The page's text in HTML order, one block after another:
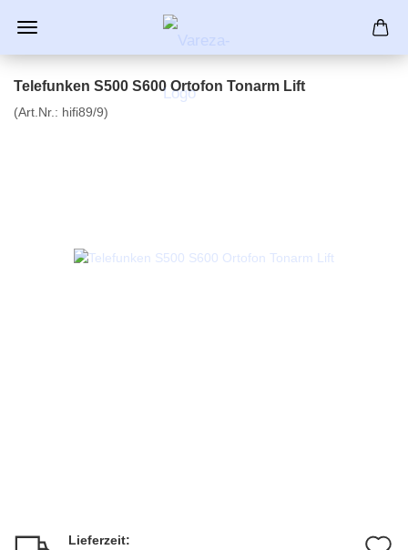
Telefunken S500 S600 Ortofon Tonarm Lift
(Art.Nr.: hifi89/9)
Lieferzeit: